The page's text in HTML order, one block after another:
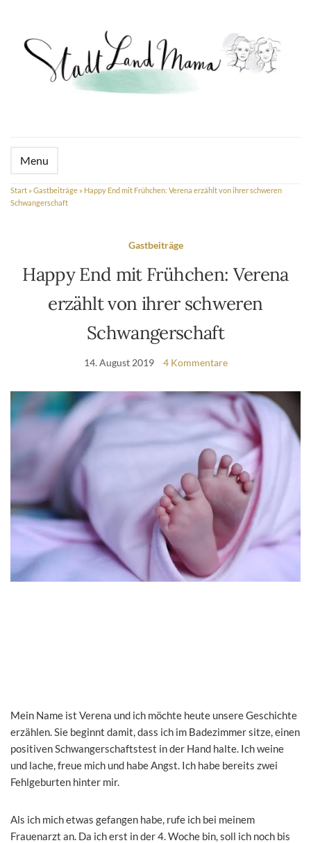
Menu
Start » Gastbeiträge » Happy End mit Frühchen: Verena erzählt von ihrer schweren
Schwangerschaft
Gastbeiträge
Happy End mit Frühchen: Verena
erzählt von ihrer schweren
Schwangerschaft
14. August 2019 4 Kommentare
Mein Name ist Verena und ich möchte heute unsere Geschichte
erzählen. Sie beginnt damit, dass ich im Badezimmer sitze, einen
positiven Schwangerschaftstest in der Hand halte. Ich weine
und lache, freue mich und habe Angst. Ich habe bereits zwei
Fehlgeburten hinter mir.
Als ich mich etwas gefangen habe, rufe ich bei meinem
Frauenarzt an. Da ich erst in der 4. Woche bin, soll ich noch bis